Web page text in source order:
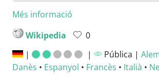
Més informació
Wikipedia
0
|
| Pública |
Danès • Espanyol • Francès • Italià •